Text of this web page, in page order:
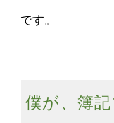
です。
僕が、簿